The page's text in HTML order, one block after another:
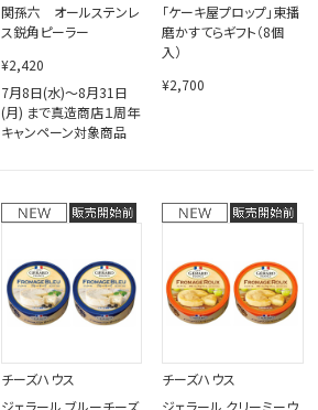
関孫六 オールステンレ
ス鋭角ピーラー
¥2,420
7月8日(水)～8月31日
(月) まで真造商店１周年
キャンペーン対象商品
「ケーキ屋プロップ」東播
磨かすてらギフト（8個
入）
¥2,700
チーズハウス
チーズハウス